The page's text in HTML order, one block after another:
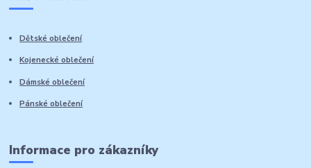
Dětské oblečení
Kojenecké oblečení
Dámské oblečení
Pánské oblečení
Informace pro zákazníky